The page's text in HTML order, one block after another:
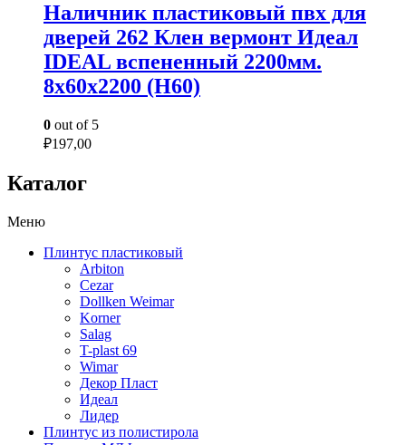
Наличник пластиковый пвх для
дверей 262 Клен вермонт Идеал
IDEAL вспененный 2200мм.
8х60х2200 (Н60)
0 out of 5
₽197,00
Каталог
Меню
Плинтус пластиковый
Arbiton
Cezar
Dollken Weimar
Korner
Salag
T-plast 69
Wimar
Декор Пласт
Идеал
Лидер
Плинтус из полистирола